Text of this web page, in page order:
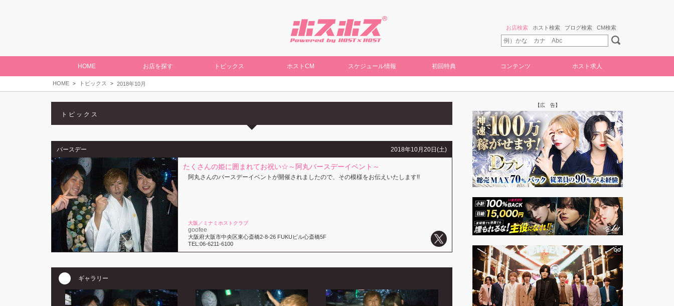
お店検索 ホスト検索 ブログ検索 CM検索
HOME お店を探す トピックス ホストCM スケジュール情報 初回特典 コンテンツ ホスト求人
HOME トピックス 2018年10月
トピックス
バースデー 2018年10月20日(土)
たくさんの姫に囲まれてお祝い☆～阿丸バースデーイベント～
阿丸さんのバースデーイベントが開催されましたので、その模様をお伝えいたします!!
大阪／ミナミホストクラブ
goofee
大阪府大阪市中央区東心斎橋2-8-26 FUKUビル心斎橋5F
TEL:06-6211-6100
ギャラリー
【広 告】